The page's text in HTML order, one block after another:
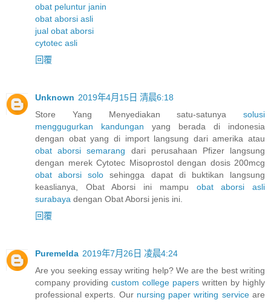
obat peluntur janin
obat aborsi asli
jual obat aborsi
cytotec asli
回覆
Unknown 2019年4月15日 清晨6:18
Store Yang Menyediakan satu-satunya solusi
menggugurkan kandungan yang berada di indonesia
dengan obat yang di import langsung dari amerika atau
obat aborsi semarang dari perusahaan Pfizer langsung
dengan merek Cytotec Misoprostol dengan dosis 200mcg
obat aborsi solo sehingga dapat di buktikan langsung
keaslianya, Obat Aborsi ini mampu obat aborsi asli
surabaya dengan Obat Aborsi jenis ini.
回覆
Puremelda 2019年7月26日 凌晨4:24
Are you seeking essay writing help? We are the best writing
company providing custom college papers written by highly
professional experts. Our nursing paper writing serviceare